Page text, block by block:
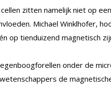
zitten namelijk niet op
Michael Winklhofer,
op tienduizend magnetisch
onder de
de